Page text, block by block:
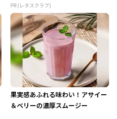
PR (レタスクラブ)
果実感あふれる味わい！アサイー
＆ベリーの濃厚スムージー